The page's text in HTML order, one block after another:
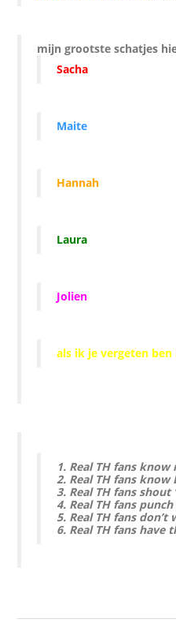
mijn grootste schatjes
Sacha
Maite
Hannah
Laura
Jolien
als ik je vergeten
1. Real TH fans
2. Real TH fans know
3. Real TH fans shout
4. Real TH fans
5. Real TH fans
6. Real TH fans